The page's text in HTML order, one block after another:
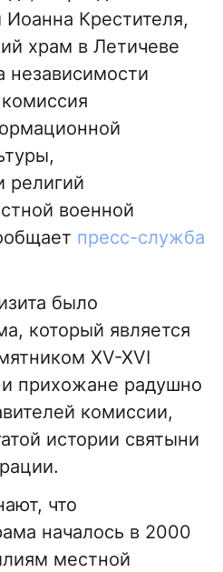
Иоанна Крестителя,
храм в Летичеве
независимости
религий
военной
пресс-служба
было
который является
XV-XVI
и прихожане радушно
комиссии,
истории святыни
что
началось в 2000
местной